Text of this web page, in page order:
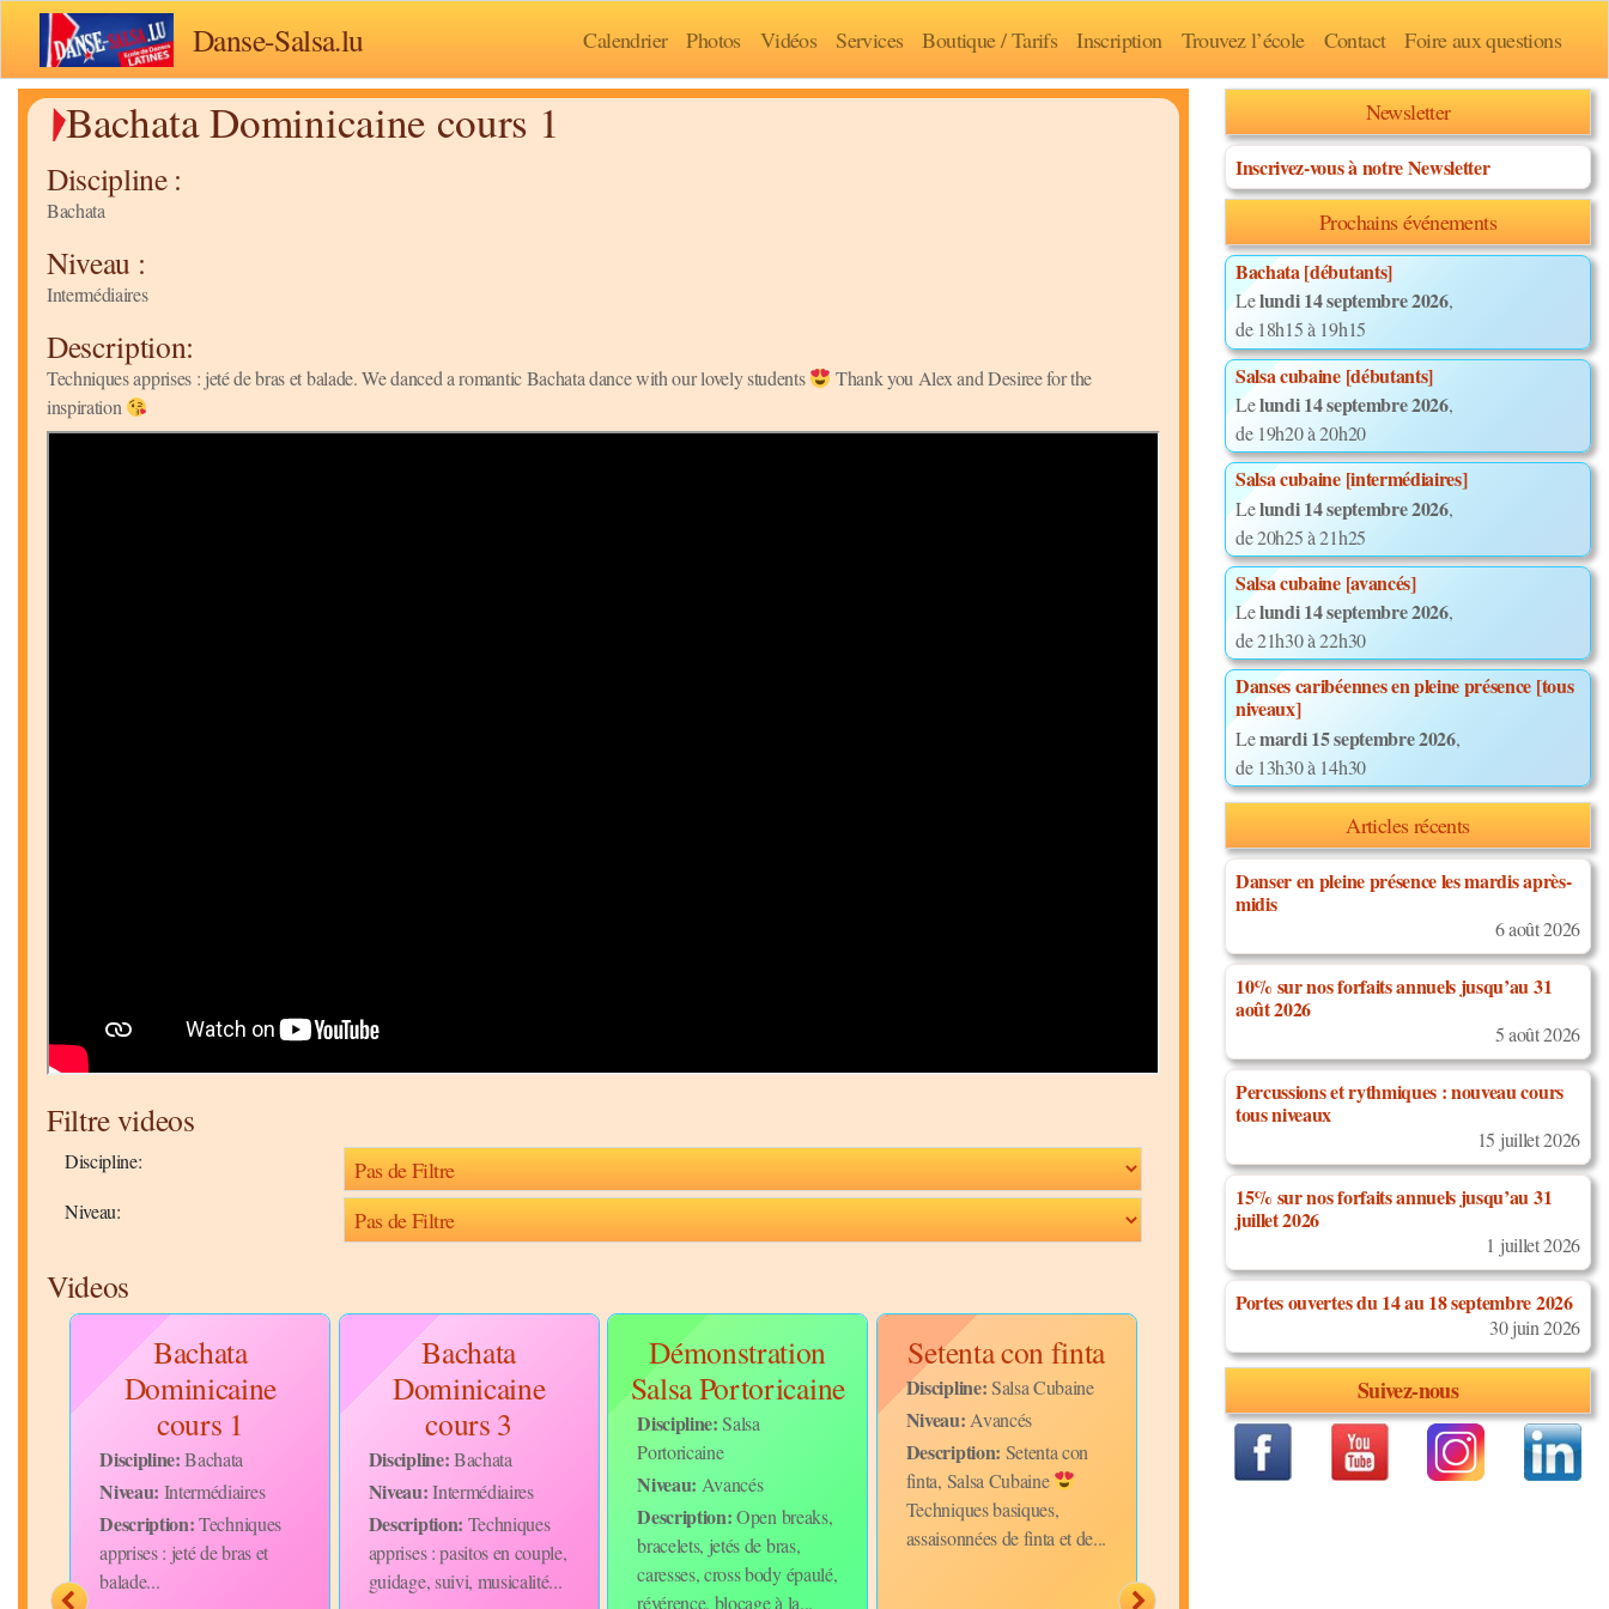
Danse-Salsa.lu Calendrier Photos Vidéos Services Boutique / Tarifs Inscription Trouvez l’école Contact Foire aux questions
Bachata Dominicaine cours 1
Discipline :
Bachata
Niveau :
Intermédiaires
Description:
Techniques apprises : jeté de bras et balade. We danced a romantic Bachata dance with our lovely students
Thank you Alex and Desiree for the
inspiration
Filtre videos
Discipline:
Niveau:
Videos
Bachata
Dominicaine
cours 1
Discipline:Bachata
Niveau: Intermédiaires
Description:Techniques
apprises : jeté de bras et
balade...
Bachata
Dominicaine
cours 3
Discipline:Bachata
Niveau:Intermédiaires
Description: Techniques
apprises : pasitos en couple,
guidage, suivi, musicalité...
Démonstration
Salsa Portoricaine
Discipline:Salsa
Portoricaine
Niveau: Avancés
Description:Open breaks,
bracelets, jetés de bras,
caresses, cross body épaulé,
révérence, blocage à la...
Setenta con finta
Discipline:Salsa Cubaine
Niveau: Avancés
Description: Setenta con
finta, Salsa Cubaine
Techniques basiques,
assaisonnées de finta et de...
Bachata
Dominicaine
cours 2
Discipline:Bachata
Yen
Africando
Discipline:Cha Cha
Niveau: Intermédiaires
Description:Coucou
Newsletter
Inscrivez-vous à notre Newsletter
Prochains événements
Bachata [débutants]
Lelundi 14 septembre 2026,
de 18h15 à 19h15
Salsa cubaine [débutants]
Lelundi 14 septembre 2026,
de 19h20 à 20h20
Salsa cubaine [intermédiaires]
Lelundi 14 septembre 2026,
de 20h25 à 21h25
Salsa cubaine [avancés]
Lelundi 14 septembre 2026,
de 21h30 à 22h30
Danses caribéennes en pleine présence [tous
niveaux]
Lemardi 15 septembre 2026,
de 13h30 à 14h30
Articles récents
Danser en pleine présence les mardis après-
midis
6 août 2026
10% sur nos forfaits annuels jusqu’au 31
août 2026
5 août 2026
Percussions et rythmiques : nouveau cours
tous niveaux
15 juillet 2026
15% sur nos forfaits annuels jusqu’au 31
juillet 2026
1 juillet 2026
Portes ouvertes du 14 au 18 septembre 2026
30 juin 2026
Suivez-nous